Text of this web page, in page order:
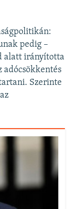
pedig –
alatt irányította
adócsökkentés
Szerinte